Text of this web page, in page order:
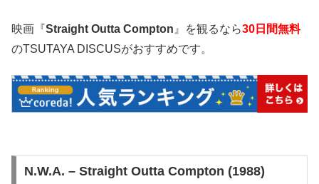
映画『Straight Outta Compton 』を観るなら30日間無料
のTSUTAYA DISCUSがおすすめです。
N.W.A. – Straight Outta Compton (1988)